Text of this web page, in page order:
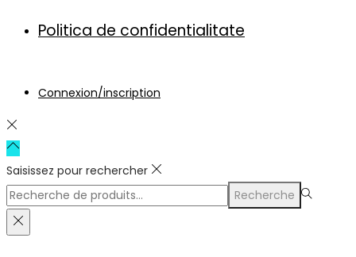
Politica de confidentialitate
Connexion/inscription
Saisissez pour rechercher
Rechercher
pour :>
Recherche